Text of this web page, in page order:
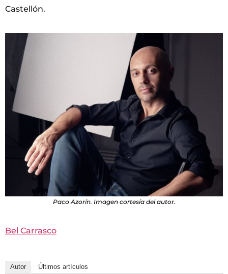
Castellón.
Paco Azorín. Imagen cortesía del autor.
Bel Carrasco
Autor Últimos artículos